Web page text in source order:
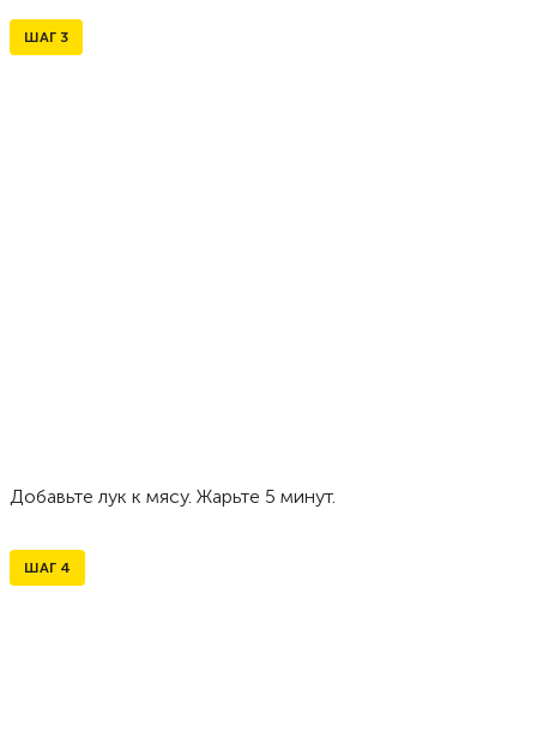
ШАГ 3
Добавьте лук к мясу. Жарьте 5 минут.
ШАГ 4